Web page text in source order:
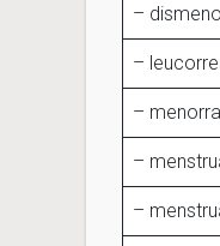
–
–
–
–
–